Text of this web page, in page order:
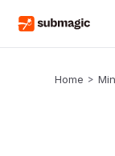
Home >